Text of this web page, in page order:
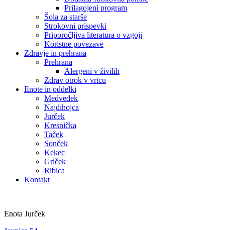
Prilagojeni program
Šola za starše
Strokovni prispevki
Priporočljiva literatura o vzgoji
Koristne povezave
Zdravje in prehrana
Prehrana
Alergeni v živilih
Zdrav otrok v vrtcu
Enote in oddelki
Medvedek
Najdihojca
Jurček
Kresnička
Taček
Sonček
Kekec
Griček
Ribica
Kontakt
Enota Jurček